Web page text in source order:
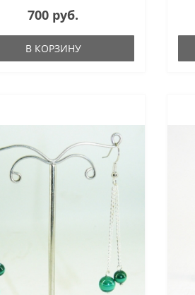
700 руб.
В КОРЗИНУ